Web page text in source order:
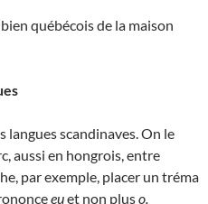
québécois de la maison
langues scandinaves. On le
aussi en hongrois, entre
par exemple, placer un tréma
euet non pluso.